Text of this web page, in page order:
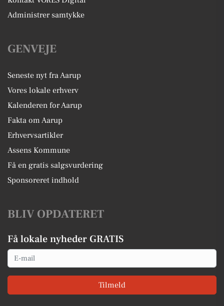
Administrer samtykke
GENVEJE
Seneste nyt fra Aarup
Vores lokale erhverv
Kalenderen for Aarup
Fakta om Aarup
Erhvervsartikler
Assens Kommune
Få en gratis salgsvurdering
Sponsoreret indhold
BLIV OPDATERET
Få lokale nyheder GRATIS
Email
Tilmeld